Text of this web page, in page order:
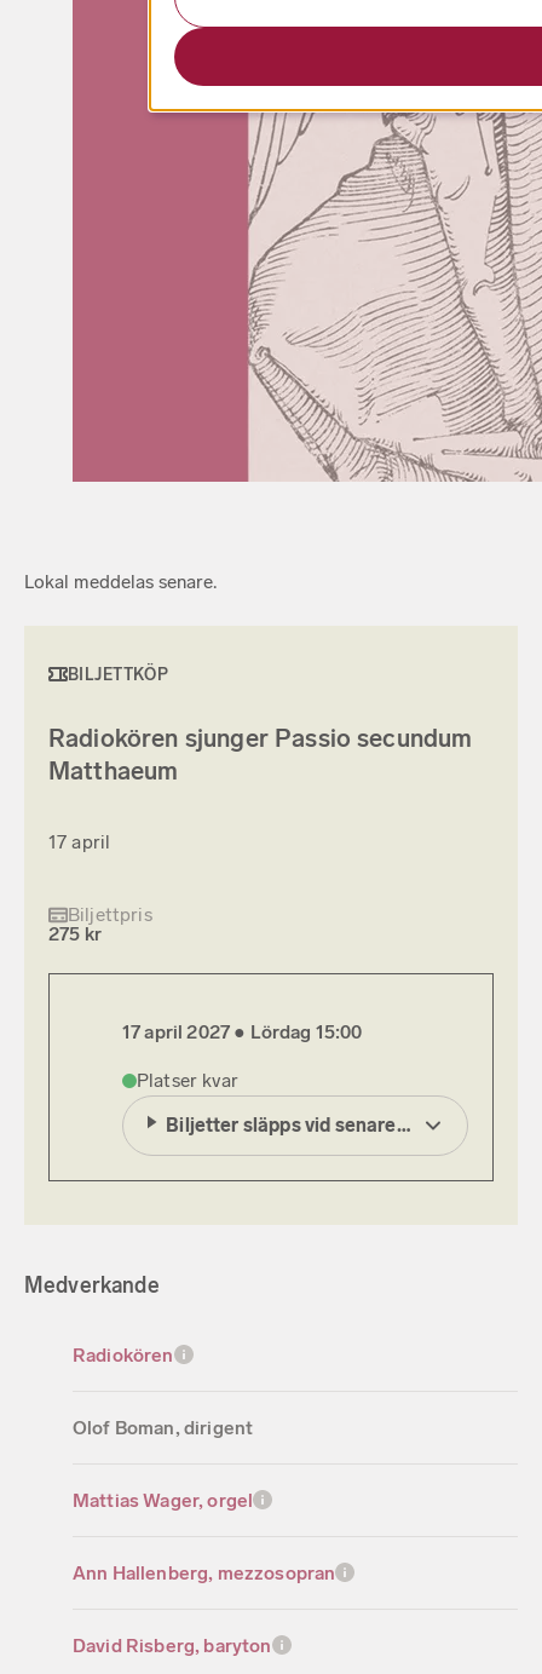
Lokal meddelas senare.
BILJETTKÖP
Radiokören sjunger Passio secundum
Matthaeum
17 april
Biljettpris
275 kr
17 april 2027 ● Lördag 15:00
Platser kvar
Biljetter släpps vid senare tillfälle
Medverkande
Radiokören
Olof Boman, dirigent
Mattias Wager, orgel
Ann Hallenberg, mezzosopran
David Risberg, baryton